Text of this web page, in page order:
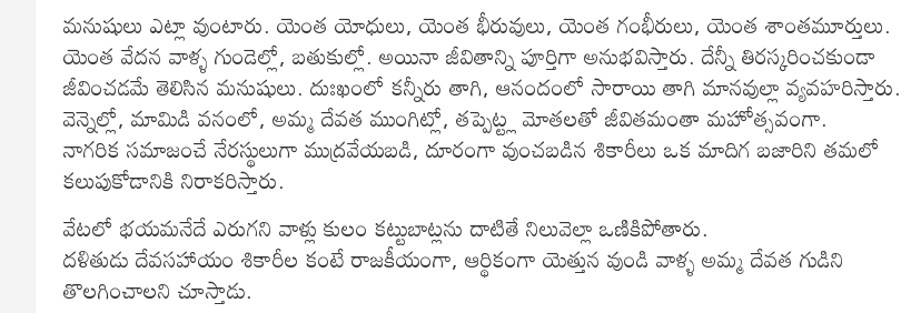
మనుషులు ఎట్లా వుంటారు. యెంత యోధులు, యెంత భీరువులు, యెంత గంభీరులు, యెంత శాంతమూర్తులు.
యెంత వేదన వాళ్ళ గుండెల్లో, బతుకుల్లో. అయినా జీవితాన్ని పూర్తిగా అనుభవిస్తారు. దేన్నీ తిరస్కరించకుండా
జీవించడమే తెలిసిన మనుషులు. దుఃఖంలో కన్నీరు తాగి, ఆనందంలో సారాయి తాగి మానవుల్లా వ్యవహరిస్తారు.
వెన్నెల్లో, మామిడి వనంలో, అమ్మ దేవత ముంగిట్లో, తప్పెట్ట్ల మోతలతో జీవితమంతా మహోత్సవంగా.
నాగరిక సమాజంచే నేరస్థులుగా ముద్రవేయబడి, దూరంగా వుంచబడిన శికారీలు ఒక మాదిగ బజారిని తమలో
కలుపుకోడానికి నిరాకరిస్తారు.
వేటలో భయమనేదే ఎరుగని వాళ్లు కులం కట్టుబాట్లను దాటితే నిలువెల్లా ఒణికిపోతారు.
దళితుడు దేవసహాయం శికారీల కంటే రాజకీయంగా, ఆర్థికంగా యెత్తున వుండి వాళ్ళ అమ్మ దేవత గుడిని
తొలగించాలని చూస్తాడు.